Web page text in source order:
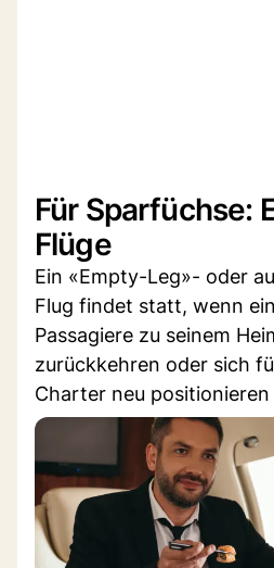
Für Sparfüchse:
Flüge
Ein «Empty-Leg»- oder
Flug findet statt, wenn ein
Passagiere zu seinem
zurückkehren oder sich
Charter neu positionieren